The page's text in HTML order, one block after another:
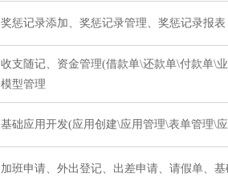
奖惩记录添加、奖惩记录管理、奖惩记录报表
收支随记、资金管理(借款单\还款单\付款单\
模型管理
基础应用开发(应用创建\应用管理\表单管理\
加班申请、外出登记、出差申请、请假单、